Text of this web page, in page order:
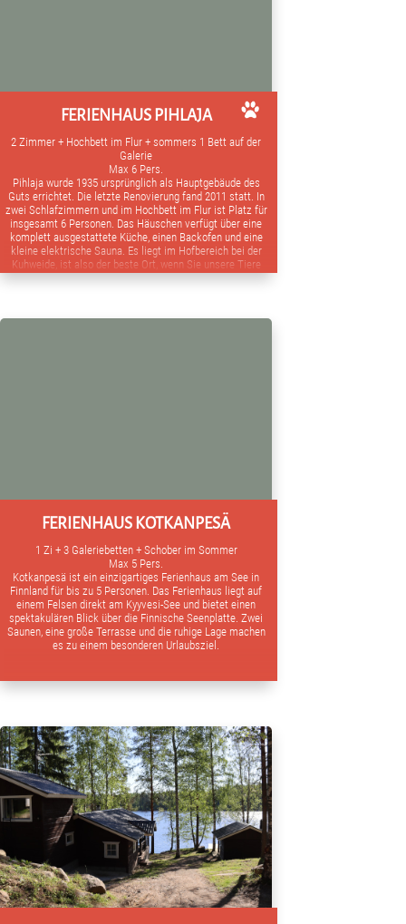
FERIENHAUS PIHLAJA
2 Zimmer + Hochbett im Flur + sommers 1 Bett auf der
Galerie
Max 6 Pers.
Pihlaja wurde 1935 ursprünglich als Hauptgebäude des
Guts errichtet. Die letzte Renovierung fand 2011 statt. In
zwei Schlafzimmern und im Hochbett im Flur ist Platz für
insgesamt 6 Personen. Das Häuschen verfügt über eine
komplett ausgestattete Küche, einen Backofen und eine
kleine elektrische Sauna. Es liegt im Hofbereich bei der
Kuhweide, ist also der beste Ort, wenn Sie unsere Tiere
FERIENHAUS KOTKANPESÄ
1 Zi + 3 Galeriebetten + Schober im Sommer
Max 5 Pers.
Kotkanpesä ist ein einzigartiges Ferienhaus am See in
Finnland für bis zu 5 Personen. Das Ferienhaus liegt auf
einem Felsen direkt am Kyyvesi-See und bietet einen
spektakulären Blick über die Finnische Seenplatte. Zwei
Saunen, eine große Terrasse und die ruhige Lage machen
es zu einem besonderen Urlaubsziel.